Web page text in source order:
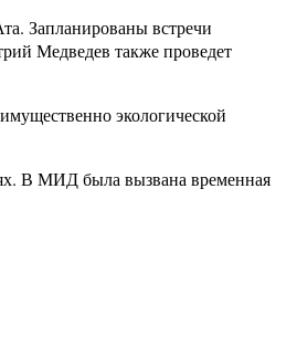
Запланированы встречи
Медведев также проведет
экологической
В МИД была вызвана временная